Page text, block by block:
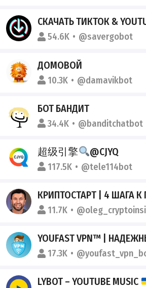
СКАЧАТЬ ТИКТОК &
54.6K @savergobot
ДОМОВОЙ
10.3K @damavikbot
БОТ БАНДИТ
34.4K @banditchatbot
超级引擎 @CJYQ
117.5K @tele114bot
КРИПТОСТАРТ | 4 ШАГА К
11.7K
YOUFAST VPN™ |
17.3K
LYBOT – YOUTUBE MUSIC